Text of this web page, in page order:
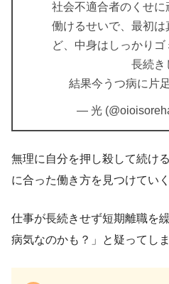
社会不適合者のくせ
働けるせいで、最初
ど、中身はしっかり
長続き
結果今うつ病に片
— 光
無理に自分を押し殺して続け
に合った働き方を見つけてい
仕事が長続きせず短期離職を
病気なのかも？」と疑ってし